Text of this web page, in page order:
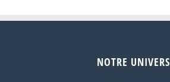
NOTRE UNIVERS